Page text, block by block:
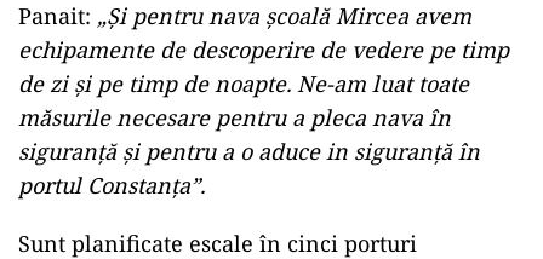
Panait: „Și pentru nava școală Mircea avem
echipamente de descoperire de vedere pe timp
de zi și pe timp de noapte. Ne-am luat toate
măsurile necesare pentru a pleca nava în
siguranță și pentru a o aduce in siguranță în
portul Constanța”.
Sunt planificate escale în cinci porturi